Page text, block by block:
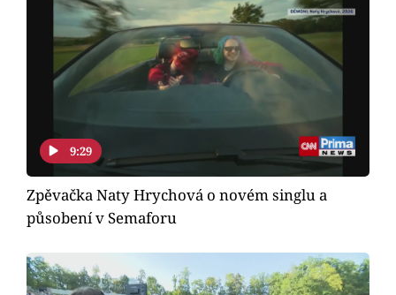
9:29
Zpěvačka Naty Hrychová o novém singlu a
působení v Semaforu